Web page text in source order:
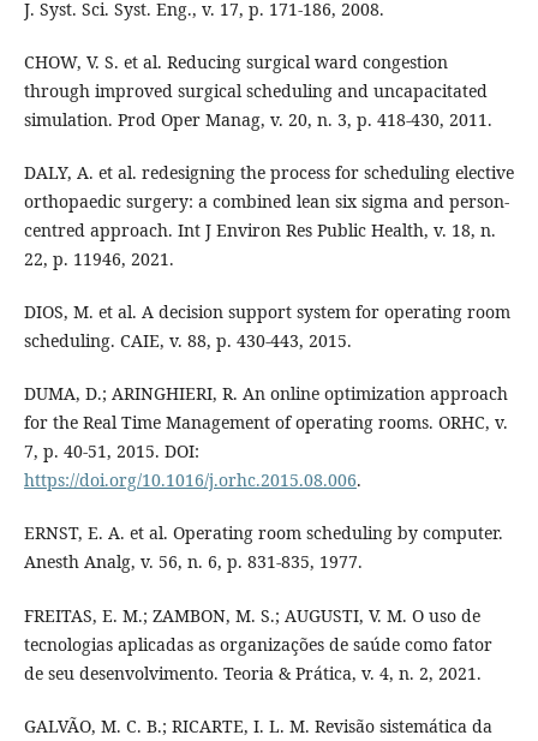
J. Syst. Sci. Syst. Eng., v. 17, p. 171-186, 2008.
CHOW, V. S. et al. Reducing surgical ward congestion
through improved surgical scheduling and uncapacitated
simulation. Prod Oper Manag, v. 20, n. 3, p. 418-430, 2011.
DALY, A. et al. redesigning the process for scheduling elective
orthopaedic surgery: a combined lean six sigma and person-
centred approach. Int J Environ Res Public Health, v. 18, n.
22, p. 11946, 2021.
DIOS, M. et al. A decision support system for operating room
scheduling. CAIE, v. 88, p. 430-443, 2015.
DUMA, D.; ARINGHIERI, R. An online optimization approach
for the Real Time Management of operating rooms. ORHC, v.
7, p. 40-51, 2015. DOI:
https://doi.org/10.1016/j.orhc.2015.08.006.
ERNST, E. A. et al. Operating room scheduling by computer.
Anesth Analg, v. 56, n. 6, p. 831-835, 1977.
FREITAS, E. M.; ZAMBON, M. S.; AUGUSTI, V. M. O uso de
tecnologias aplicadas as organizações de saúde como fator
de seu desenvolvimento. Teoria & Prática, v. 4, n. 2, 2021.
GALVÃO, M. C. B.; RICARTE, I. L. M. Revisão sistemática da